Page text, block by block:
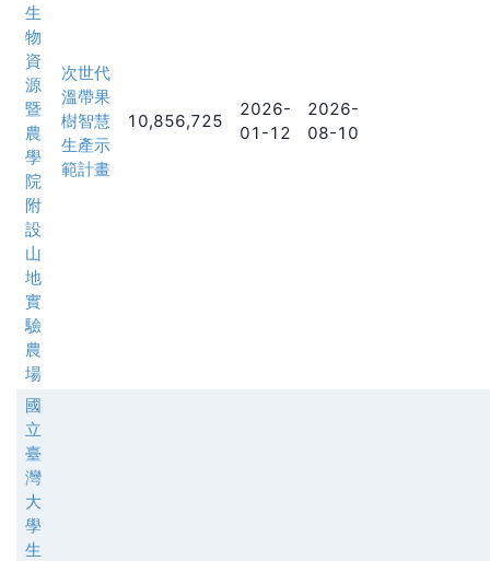
生
物
資
源
暨
農
學
院
附
設
山
地
實
驗
農
場
次世代
溫帶果
樹智慧
生產示
範計畫
10,856,725
2026-
01-12
2026-
08-10
國
立
臺
灣
大
學
生